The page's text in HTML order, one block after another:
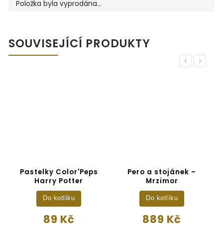
Položka byla vyprodána…
SOUVISEJÍCÍ PRODUKTY
Previous
Pastelky Color'Peps
Harry Potter
89 Kč
Do kotlíku
Pero a stojánek –
Mrzimor
889 Kč
Do kotlíku
Next